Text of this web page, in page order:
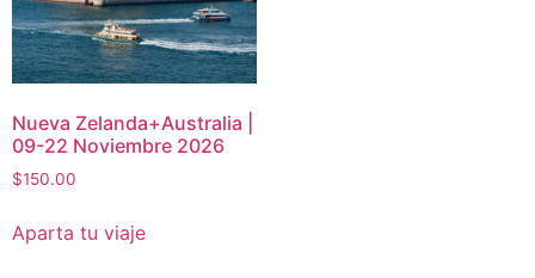
Nueva Zelanda+Australia |
09-22 Noviembre 2026
$150.00
Aparta tu viaje